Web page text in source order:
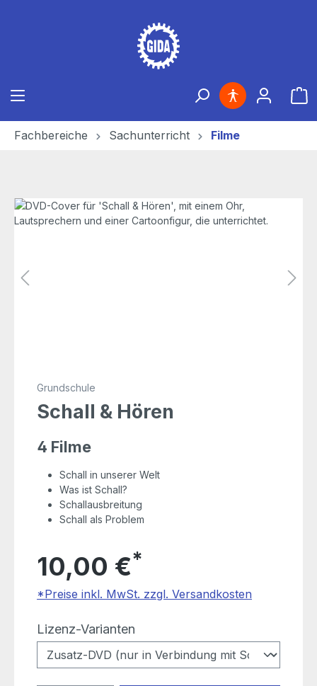
Fachbereiche Sachunterricht Filme
Bildergalerie überspringen
Grundschule
Schall & Hören
4 Filme
Schall in unserer Welt
Was ist Schall?
Schallausbreitung
Schall als Problem
10,00 €*
*Preise inkl. MwSt. zzgl. Versandkosten
Lizenz-Varianten